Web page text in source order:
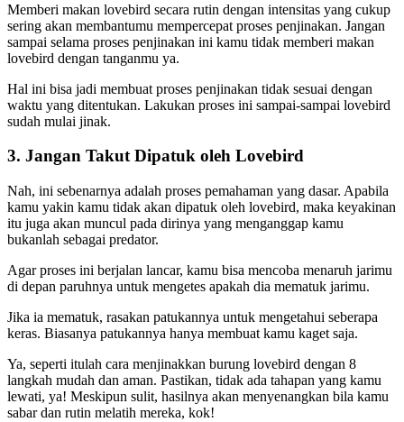
Memberi makan lovebird secara rutin dengan intensitas yang cukup
sering akan membantumu mempercepat proses penjinakan. Jangan
sampai selama proses penjinakan ini kamu tidak memberi makan
lovebird dengan tanganmu ya.
Hal ini bisa jadi membuat proses penjinakan tidak sesuai dengan
waktu yang ditentukan. Lakukan proses ini sampai-sampai lovebird
sudah mulai jinak.
3. Jangan Takut Dipatuk oleh Lovebird
Nah, ini sebenarnya adalah proses pemahaman yang dasar. Apabila
kamu yakin kamu tidak akan dipatuk oleh lovebird, maka keyakinan
itu juga akan muncul pada dirinya yang menganggap kamu
bukanlah sebagai predator.
Agar proses ini berjalan lancar, kamu bisa mencoba menaruh jarimu
di depan paruhnya untuk mengetes apakah dia mematuk jarimu.
Jika ia mematuk, rasakan patukannya untuk mengetahui seberapa
keras. Biasanya patukannya hanya membuat kamu kaget saja.
Ya, seperti itulah cara menjinakkan burung lovebird dengan 8
langkah mudah dan aman. Pastikan, tidak ada tahapan yang kamu
lewati, ya! Meskipun sulit, hasilnya akan menyenangkan bila kamu
sabar dan rutin melatih mereka, kok!